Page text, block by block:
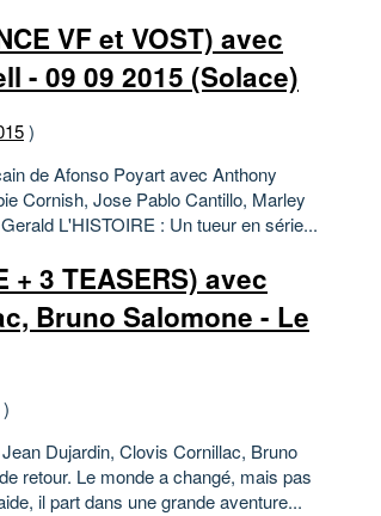
VF et VOST) avec
- 09 09 2015 (Solace)
)
de Afonso Poyart avec Anthony
Cornish, Jose Pablo Cantillo, Marley
L'HISTOIRE : Un tueur en série...
+ 3 TEASERS) avec
Bruno Salomone - Le
)
Dujardin, Clovis Cornillac, Bruno
retour. Le monde a changé, mais pas
il part dans une grande aventure...